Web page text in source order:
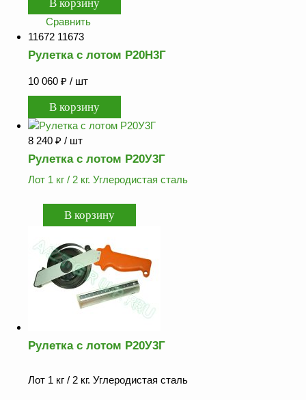
Сравнить
11672 11673
Рулетка с лотом Р20Н3Г
10 060 ₽ / шт
8 240 ₽ / шт
Рулетка с лотом Р20У3Г
Лот 1 кг / 2 кг. Углеродистая сталь
Рулетка с лотом Р20У3Г
Лот 1 кг / 2 кг. Углеродистая сталь